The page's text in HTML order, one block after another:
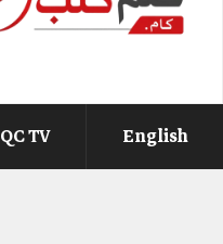
English
QC TV